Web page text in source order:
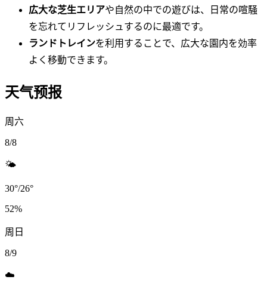
広大な芝生エリアや自然の中での遊びは、日常の喧騒
を忘れてリフレッシュするのに最適です。
ランドトレインを利用することで、広大な園内を効率
よく移動できます。
天气预报
周六
8/8
🌤️
30°/26°
52%
周日
8/9
☁️